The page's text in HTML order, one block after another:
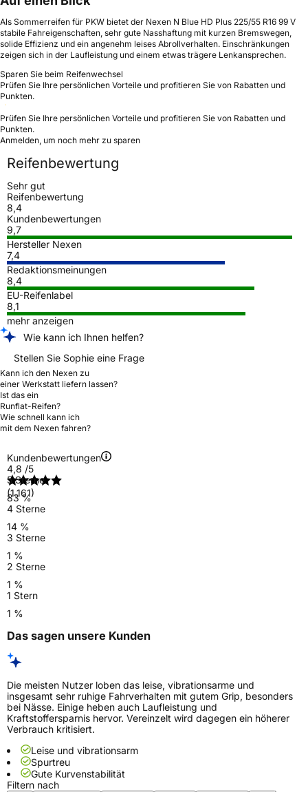
Als Sommerreifen für PKW bietet der Nexen N Blue HD Plus 225/55 R16 99 V
stabile Fahreigenschaften, sehr gute Nasshaftung mit kurzen Bremswegen,
solide Effizienz und ein angenehm leises Abrollverhalten. Einschränkungen
zeigen sich in der Laufleistung und einem etwas trägere Lenkansprechen.
Sparen Sie beim Reifenwechsel
Prüfen Sie Ihre persönlichen Vorteile und profitieren Sie von Rabatten und
Punkten.
Prüfen Sie Ihre persönlichen Vorteile und profitieren Sie von Rabatten und
Punkten.
Anmelden, um noch mehr zu sparen
Reifenbewertung
Sehr gut
Reifenbewertung
8,4
Kundenbewertungen
9,7
Hersteller Nexen
7,4
Redaktionsmeinungen
8,4
EU-Reifenlabel
8,1
mehr anzeigen
Wie kann ich Ihnen helfen?
Stellen Sie Sophie eine Frage
Kann ich den Nexen zu
einer Werkstatt liefern lassen?
Ist das ein
Runflat-Reifen?
Wie schnell kann ich
mit dem Nexen fahren?
Kundenbewertungen
4,8 /5
(1.161)
5 Sterne
83 %
4 Sterne
14 %
3 Sterne
1 %
2 Sterne
1 %
1 Stern
1 %
Das sagen unsere Kunden
Die meisten Nutzer loben das leise, vibrationsarme und
insgesamt sehr ruhige Fahrverhalten mit gutem Grip, besonders
bei Nässe. Einige heben auch Laufleistung und
Kraftstoffersparnis hervor. Vereinzelt wird dagegen ein höherer
Verbrauch kritisiert.
Leise und vibrationsarm
Spurtreu
Gute Kurvenstabilität
Filtern nach